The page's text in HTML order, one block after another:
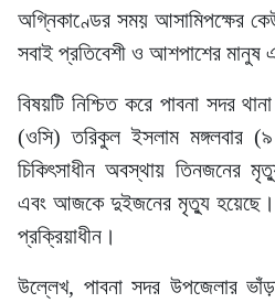
অগ্নিকাণ্ডের সময় আসামিপক্ষের
সবাই প্রতিবেশী ও আশপাশের
বিষয়টি নিশ্চিত করে পাবনা সদর
(ওসি) তরিকুল ইসলাম মঙ্গলবার
চিকিৎসাধীন অবস্থায় তিনজনের
এবং আজকে দুইজনের মৃত্যু
প্রক্রিয়াধীন।
উল্লেখ, পাবনা সদর উপজেলার